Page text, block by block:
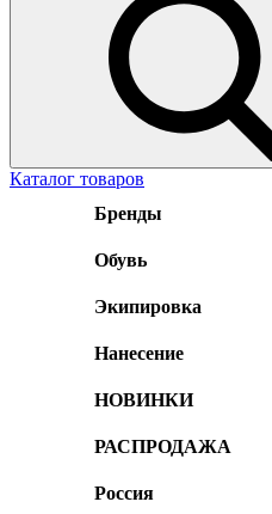
Каталог товаров
Бренды
Обувь
Экипировка
Нанесение
НОВИНКИ
РАСПРОДАЖА
Россия